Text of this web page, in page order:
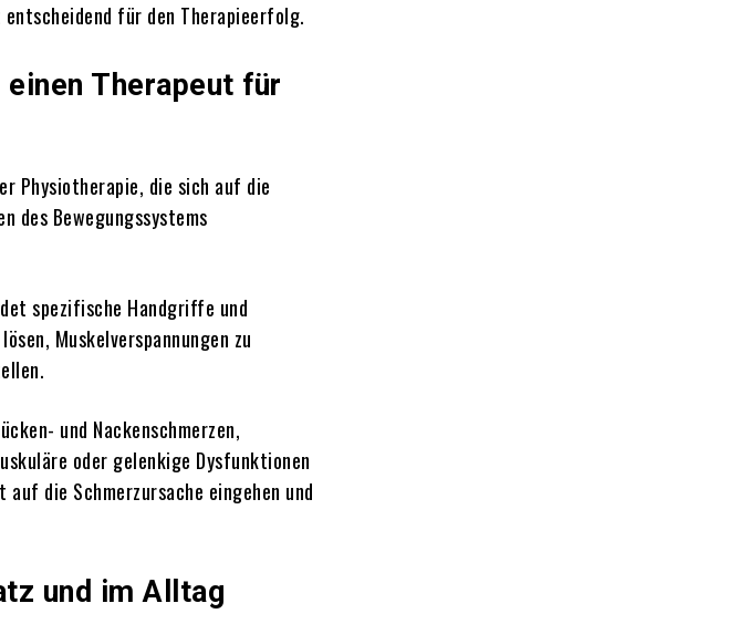
für den Therapieerfolg.
Therapeut für
Physiotherapie, die sich auf die
des Bewegungssystems
spezifische Handgriffe und
Muskelverspannungen zu
und Nackenschmerzen,
oder gelenkige Dysfunktionen
die Schmerzursache eingehen und
und im Alltag